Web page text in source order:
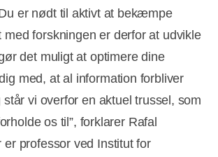
er nødt til aktivt at bekæmpe
med forskningen er derfor at udvikle
det muligt at optimere dine
med, at al information forbliver
står vi overfor en aktuel trussel, som
os til”, forklarer Rafal
er professor ved Institut for